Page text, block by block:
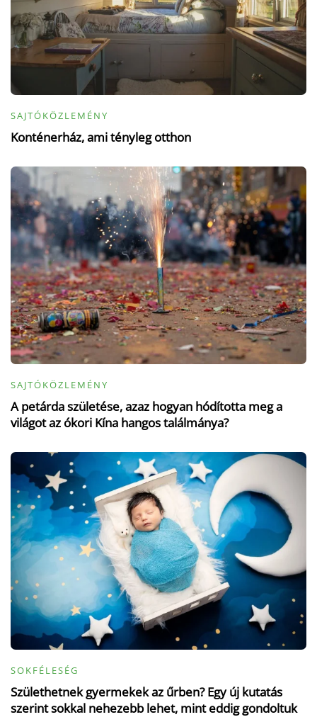
SAJTÓKÖZLEMÉNY
Konténerház, ami tényleg otthon
SAJTÓKÖZLEMÉNY
A petárda születése, azaz hogyan hódította meg a
világot az ókori Kína hangos találmánya?
SOKFÉLESÉG
Születhetnek gyermekek az űrben? Egy új kutatás
szerint sokkal nehezebb lehet, mint eddig gondoltuk